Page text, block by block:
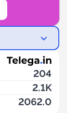
204
2.1K
2062.0